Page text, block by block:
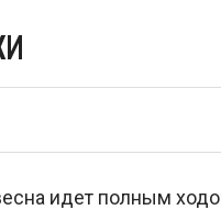
идет полным